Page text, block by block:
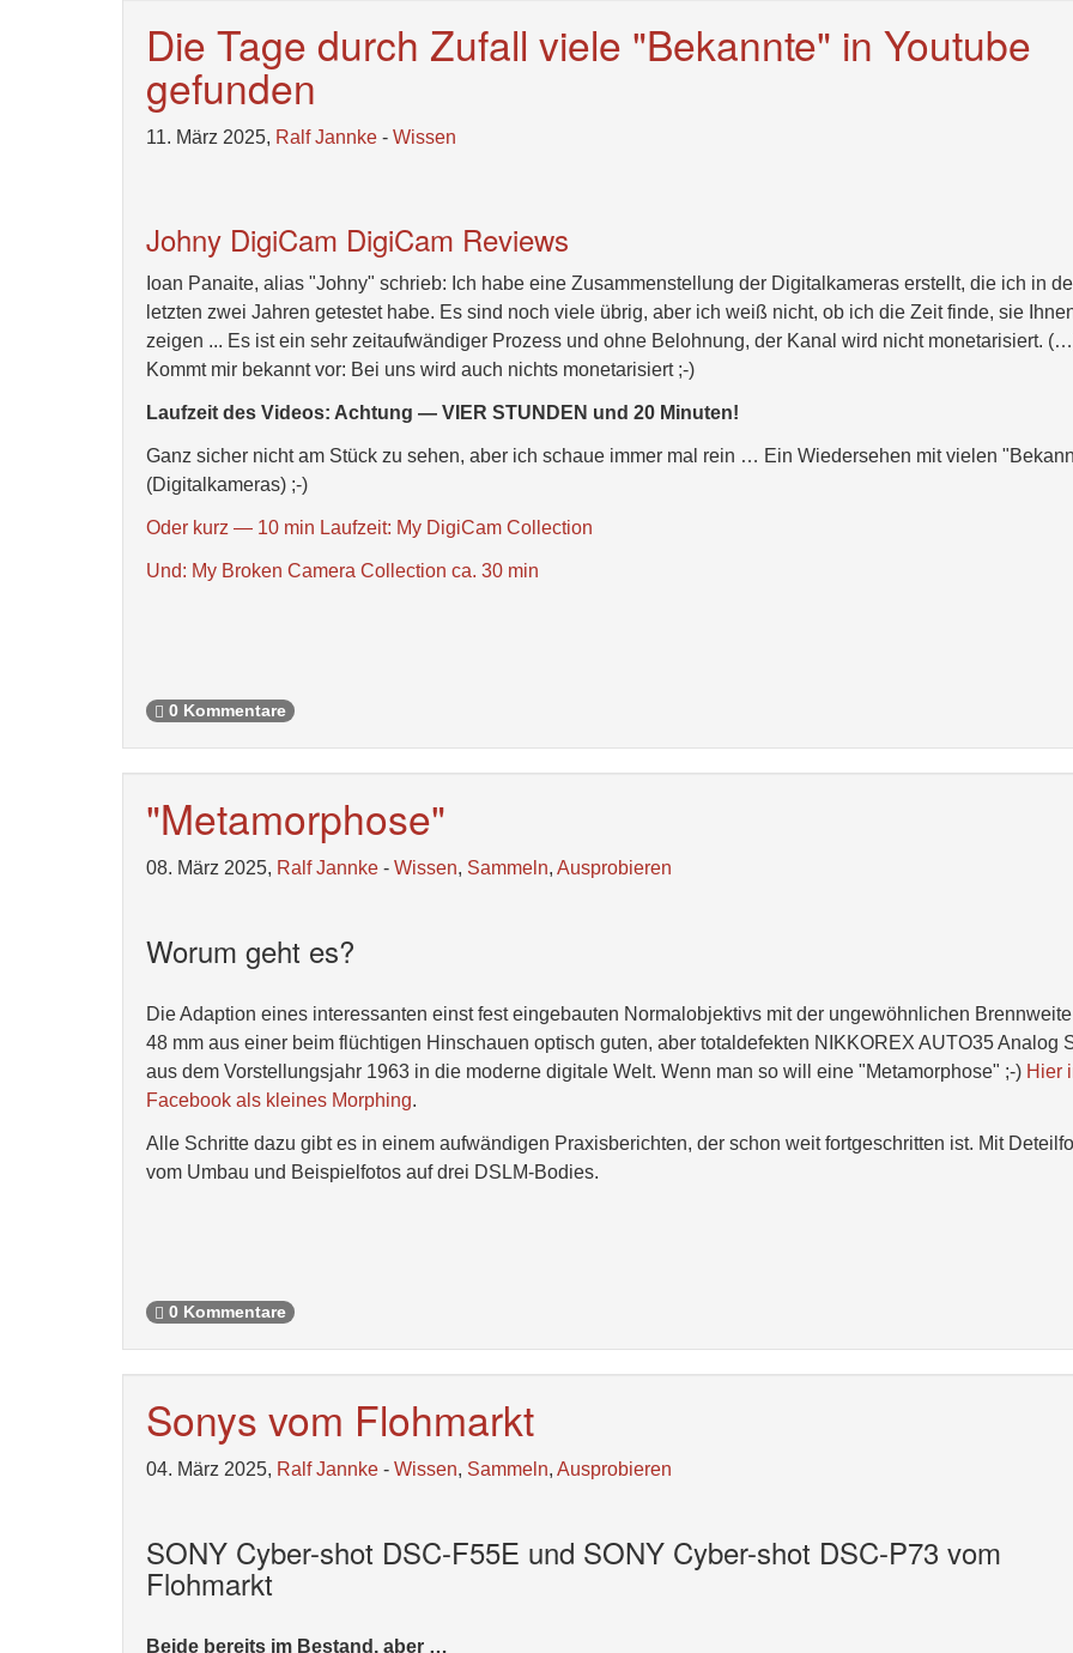
Die Tage durch Zufall viele "Bekannte" in Youtube
gefunden
11. März 2025, Ralf Jannke - Wissen
Johny DigiCam DigiCam Reviews
Ioan Panaite, alias "Johny" schrieb: Ich habe eine Zusammenstellung der Digitalkameras erstellt, die ich in
letzten zwei Jahren getestet habe. Es sind noch viele übrig, aber ich weiß nicht, ob ich die Zeit finde, sie
zeigen ... Es ist ein sehr zeitaufwändiger Prozess und ohne Belohnung, der Kanal wird nicht monetarisiert.
Kommt mir bekannt vor: Bei uns wird auch nichts monetarisiert ;-)
Laufzeit des Videos: Achtung — VIER STUNDEN und 20 Minuten!
Ganz sicher nicht am Stück zu sehen, aber ich schaue immer mal rein … Ein Wiedersehen mit vielen
(Digitalkameras) ;-)
Oder kurz — 10 min Laufzeit: My DigiCam Collection
Und: My Broken Camera Collection ca. 30 min
0 Kommentare
"Metamorphose"
08. März 2025, Ralf Jannke - Wissen, Sammeln, Ausprobieren
Worum geht es?
Die Adaption eines interessanten einst fest eingebauten Normalobjektivs mit der ungewöhnlichen
48 mm aus einer beim flüchtigen Hinschauen optisch guten, aber totaldefekten NIKKOREX AUTO35 Analog
aus dem Vorstellungsjahr 1963 in die moderne digitale Welt. Wenn man so will eine "Metamorphose" ;-) Hier
Facebook als kleines Morphing.
Alle Schritte dazu gibt es in einem aufwändigen Praxisberichten, der schon weit fortgeschritten ist. Mit
vom Umbau und Beispielfotos auf drei DSLM-Bodies.
0 Kommentare
Sonys vom Flohmarkt
04. März 2025, Ralf Jannke - Wissen, Sammeln, Ausprobieren
SONY Cyber-shot DSC-F55E und SONY Cyber-shot DSC-P73 vom
Flohmarkt
Beide bereits im Bestand, aber …